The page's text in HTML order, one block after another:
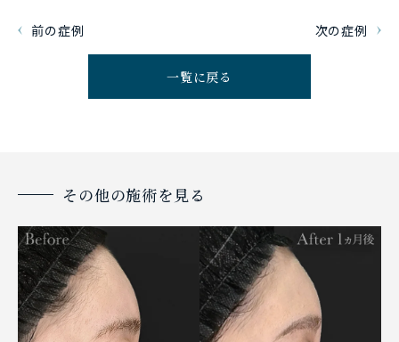
前の症例 次の症例
一覧に戻る
その他の施術を見る